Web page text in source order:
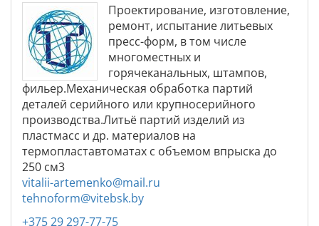
Проектирование, изготовление,
ремонт, испытание литьевых
пресс-форм, в том числе
многоместных и
горячеканальных, штампов,
фильер.Механическая обработка партий
деталей серийного или крупносерийного
производства.Литьё партий изделий из
пластмасс и др. материалов на
термопластавтоматах с объемом впрыска до
250 см3
vitalii-artemenko@mail.ru
tehnoform@vitebsk.by
+375 29 297-77-75